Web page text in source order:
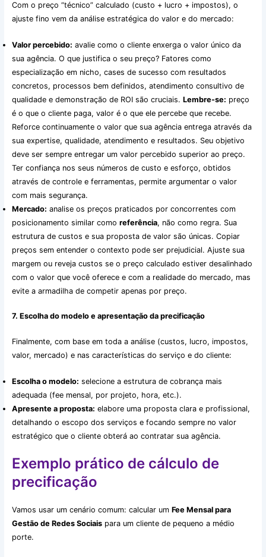
Com o preço “técnico” calculado (custo + lucro + impostos), o
ajuste fino vem da análise estratégica do valor e do mercado:
Valor percebido: avalie como o cliente enxerga o valor único da
sua agência. O que justifica o seu preço? Fatores como
especialização em nicho, cases de sucesso com resultados
concretos, processos bem definidos, atendimento consultivo de
qualidade e demonstração de ROI são cruciais. Lembre-se: preço
é o que o cliente paga, valor é o que ele percebe que recebe.
Reforce continuamente o valor que sua agência entrega através da
sua expertise, qualidade, atendimento e resultados. Seu objetivo
deve ser sempre entregar um valor percebido superior ao preço.
Ter confiança nos seus números de custo e esforço, obtidos
através de controle e ferramentas, permite argumentar o valor
com mais segurança.
Mercado: analise os preços praticados por concorrentes com
posicionamento similar como referência, não como regra. Sua
estrutura de custos e sua proposta de valor são únicas. Copiar
preços sem entender o contexto pode ser prejudicial. Ajuste sua
margem ou reveja custos se o preço calculado estiver desalinhado
com o valor que você oferece e com a realidade do mercado, mas
evite a armadilha de competir apenas por preço.
7. Escolha do modelo e apresentação da precificação
Finalmente, com base em toda a análise (custos, lucro, impostos,
valor, mercado) e nas características do serviço e do cliente:
Escolha o modelo: selecione a estrutura de cobrança mais
adequada (fee mensal, por projeto, hora, etc.).
Apresente a proposta: elabore uma proposta clara e profissional,
detalhando o escopo dos serviços e focando sempre no valor
estratégico que o cliente obterá ao contratar sua agência.
Exemplo prático de cálculo de
precificação
Vamos usar um cenário comum: calcular um Fee Mensal para
Gestão de Redes Sociaispara um cliente de pequeno a médio
porte.